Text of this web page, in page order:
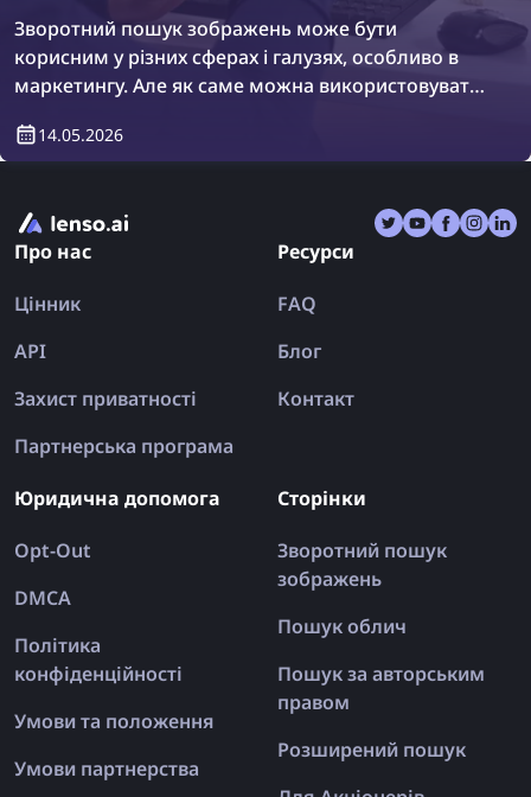
Зворотний пошук зображень може бути
корисним у різних сферах і галузях, особливо в
маркетингу. Але як саме можна використовувати
вона дає?
14.05.2026
Про нас
Цінник
API
Захист приватності
Партнерська програма
Ресурси
FAQ
Блог
Контакт
Юридична допомога
Opt-Out
DMCA
Політика
конфіденційності
Умови та положення
Умови партнерства
Сторінки
Зворотний пошук
зображень
Пошук облич
Пошук за авторським
правом
Розширений пошук